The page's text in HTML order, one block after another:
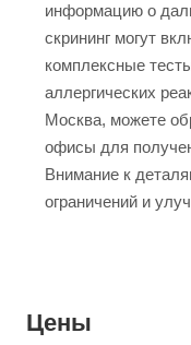
информацию о
скрининг могут
комплексные
аллергических
Москва, можете
офисы для
Внимание к
ограничений и
Цены